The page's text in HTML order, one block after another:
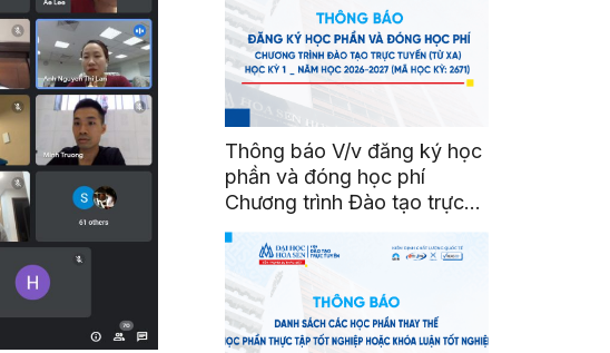
Thông báo V/v đăng ký học
phần và đóng học phí
Chương trình Đào tạo trực
tuyến (từ xa) Học kỳ 1 _
Năm học 2026-2027 (Mã
Học kỳ: 2671)